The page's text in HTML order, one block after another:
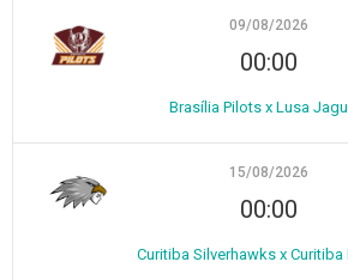
09/08/2026
00:00
Brasília Pilots x Lusa
15/08/2026
00:00
Curitiba Silverhawks x Curitiba